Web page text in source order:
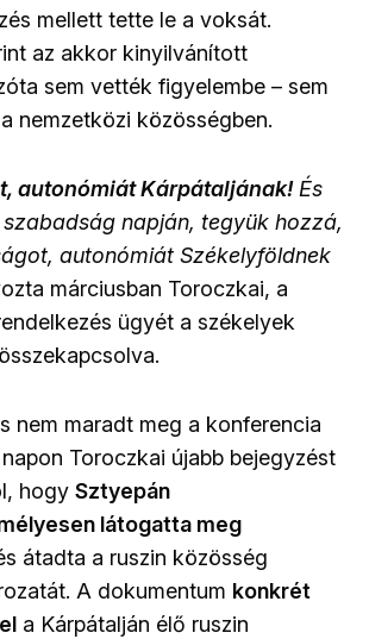
mellett tette le a voksát.
az akkor kinyilvánított
sem vették figyelembe – sem
nemzetközi közösségben.
autonómiát Kárpátaljának!És
napján, tegyük hozzá,
autonómiát Székelyföldnek
márciusban Toroczkai, a
ügyét a székelyek
nem maradt meg a konferencia
Toroczkai újabb bejegyzést
hogy Sztyepán
látogatta meg
átadta a ruszin közösség
A dokumentum konkrét
a Kárpátalján élő ruszin